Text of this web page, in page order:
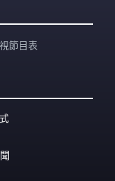
節目表